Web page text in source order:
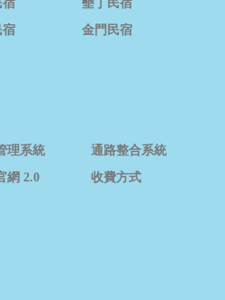
宿
墾丁民宿
宿
金門民宿
理系統
通路整合系統
網 2.0
收費方式